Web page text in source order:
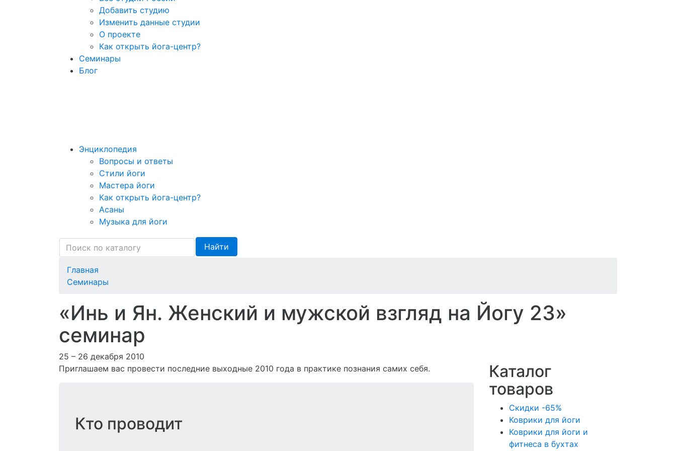
Добавить студию
Изменить данные студии
О проекте
Как открыть йога-центр?
Семинары
Блог
Энциклопедия
Вопросы и ответы
Стили йоги
Мастера йоги
Как открыть йога-центр?
Асаны
Музыка для йоги
Найти
Главная
Семинары
«Инь и Ян. Женский и мужской взгляд на Йогу 23»
семинар
25 – 26 декабря 2010
Приглашаем вас провести последние выходные 2010 года в практике познания самих себя.
Кто проводит
Каталог
товаров
Скидки -65%
Коврики для йоги
Коврики для йоги и
фитнеса в бухтах